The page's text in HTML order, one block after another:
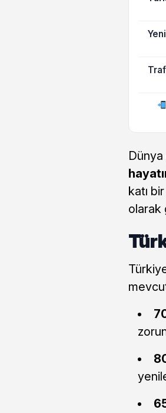
Dünya
katı
olarak